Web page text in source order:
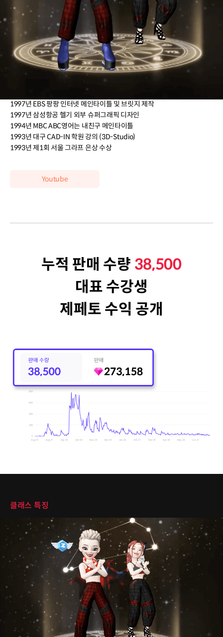
2020년 ICW2020 가상 전시 디자인
2011년 경주엑스포 전시홀 디자인(나라디자인)
서울 모터쇼 / 심토스 / 한국전자전 / G-Star /산학협력 EXPO / 등 박람회
전체 디자인 참여
2001년 NOWAIT 시뮬레이션 제작(지하철 관련)
2000년 과천 정보나라 키오스크 3D 및 영상제작
2000년 과천 정보나라 오픈식 전자 방명록 기획 및 제작
1999년 화인 디자인 학원 그래픽 강의 3D-MAX/Photoshop/Illustrator
1997년 EBS 팡팡 인터넷 메인타이틀 및 브릿지 제작
1997년 삼성항공 헬기 외부 슈퍼그래픽 디자인
1994년 MBC ABC영어는 내친구 메인타이틀
1993년 대구 CAD-IN 학원 강의 (3D-Studio)
1993년 제1회 서울 그라프 은상 수상
Youtube
누적 판매 수량 38,500
대표 수강생
제페토 수익 공개
클래스 특징